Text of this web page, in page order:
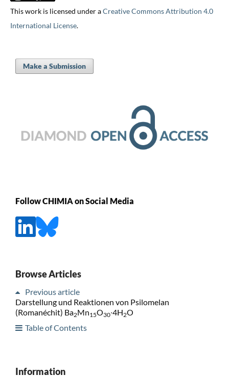
This work is licensed under aCreative Commons Attribution 4.0
International License.
Make a Submission
Follow CHIMIA on Social Media
Browse Articles
Previous article
Darstellung und Reaktionen von Psilomelan
(Romanéchit) Ba2Mn15O30∙4H2O
Table of Contents
Information